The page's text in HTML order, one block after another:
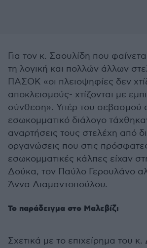
Για τον κ. Σαουλίδη που
τη λογική και πολλών άλλων
ΠΑΣΟΚ «οι πλειοψηφίες δεν
αποκλεισμούς- χτίζονται με
σύνθεση». Υπέρ του σεβασμού
εσωκομματικό διάλογο
αναρτήσεις τους στελέχη από
οργανώσεις που στις
εσωκομματικές κάλπες είχαν
Δούκα, τον Παύλο Γερουλάνο
Άννα Διαμαντοπούλου.
Το παράδειγμα στο Μαλεβίζι
Σχετικά με το επιχείρημα του κ.